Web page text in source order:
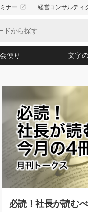
ナー launch 経営コンサルティ
「能力」の前に「資質」
／社長業ネクスト #445
グ経営入
(210)
れる 気配りの達人(127)
の決め手(203)
」(38)
会社守成の好機(38)
力の磨き方」(86)
東洋思想に学ぶ経営学(132)
導者たち」(32)
”(30)
心平の ──社長のための「
Ｖを味方に！新・仕事術
の鍛え方(32)
楽しむ基礎レッスン(12)
長が読むべき今月の4冊(88)
しむ読書術(162)
」(30)
便り
「愛読者通信」著者インタビ
ビジネス見聞録 経営ニュー
作間信司の経営無形庵(けい
経営セミナー情報局(1)
繁栄への着眼点 牟田太陽
講話を聞いて学ぼう 実学・
文字
必読！社長が読む